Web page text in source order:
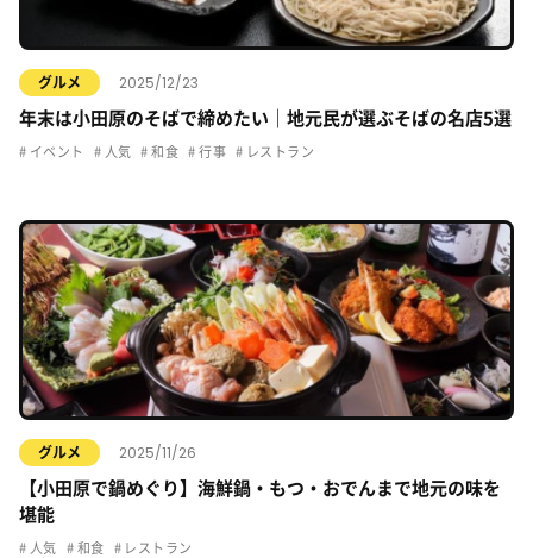
グルメ 2025/12/23
年末は小田原のそばで締めたい｜地元民が選ぶそばの名店5選
イベント 人気 和食 行事 レストラン
グルメ 2025/11/26
【小田原で鍋めぐり】海鮮鍋・もつ・おでんまで地元の味を
堪能
人気 和食 レストラン